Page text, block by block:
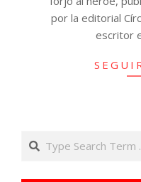
por la editorial
escritor
Search